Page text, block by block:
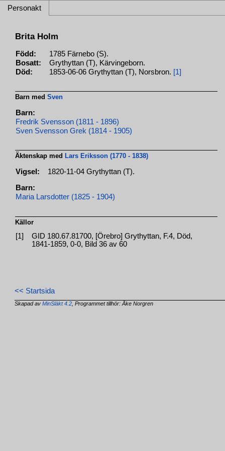
Personakt
Brita Holm
Född:
1785 Färnebo (S).
Bosatt:
Grythyttan (T), Kärvingeborn.
Död:
1853-06-06 Grythyttan (T), Norsbron. [1]
Barn medSven
Barn:
Fredrik Svensson (1811 - 1896)
Sven Svensson Grek (1814 - 1905)
Äktenskap med Lars Eriksson (1770 - 1838)
Vigsel: 1820-11-04 Grythyttan (T).
Barn:
Maria Larsdotter (1825 - 1904)
Källor
[1]
GID 180.67.81700, [Örebro] Grythyttan, F.4, Död,
1841-1859, 0-0, Bild 36 av 60
<< Startsida
Skapad avMinSläkt 4.2 , Programmet tillhör: Åke Norgren